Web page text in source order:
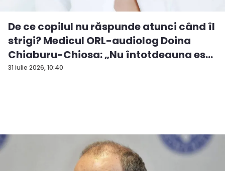
31 iulie 2026, 10:40
De ce copilul nu răspunde atunci când îl
strigi? Medicul ORL-audiolog Doina
Chiaburu-Chiosa: „Nu întotdeauna es...